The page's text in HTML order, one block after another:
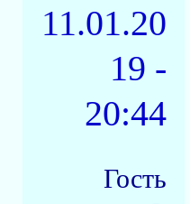
11.01.20
19 -
20:44
Гость